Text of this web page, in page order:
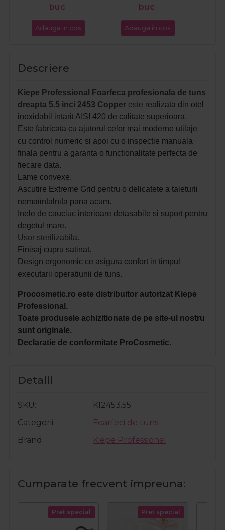
buc
Adauga in cos
buc
Adauga in cos
Descriere
Kiepe Professional Foarfeca profesionala de tuns
dreapta 5.5 inci 2453 Copper este realizata din otel
inoxidabil intarit AISI 420 de calitate superioara.
Este fabricata cu ajutorul celor mai moderne utilaje
cu control numeric si apoi cu o inspectie manuala
finala pentru a garanta o functionalitate perfecta de
fiecare data.
Lame convexe.
Ascutire Extreme Grid pentru o delicatete a taieturii
nemaiintalnita pana acum.
Inele de cauciuc interioare detasabile si suport pentru
degetul mare.
Usor sterilizabila.
Finisaj cupru satinat.
Design ergonomic ce asigura confort in timpul
executarii operatiunii de tuns.
Procosmetic.ro este distribuitor autorizat Kiepe
Professional.
Toate produsele achizitionate de pe site-ul nostru
sunt originale.
Declaratie de conformitate ProCosmetic.
Detalii
SKU
KI2453.55
Categorii
Foarfeci de tuns
Brand
Kiepe Professional
Cumparate frecvent impreuna:
Pret special Pret special